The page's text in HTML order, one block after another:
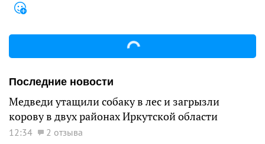
Последние новости
Медведи утащили собаку в лес и загрызли
корову в двух районах Иркутской области
12:34 2 отзыва